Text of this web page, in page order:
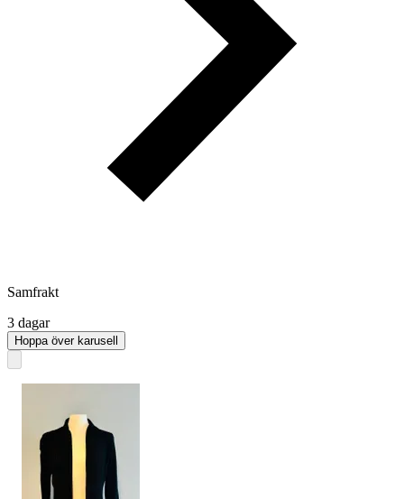
Samfrakt
3 dagar
Hoppa över karusell